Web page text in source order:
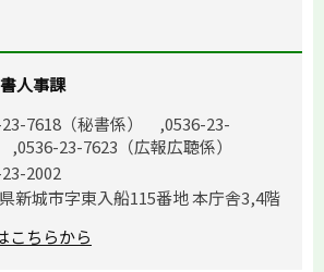
人事課
23-7618（秘書係） ,0536-23-
23-7623（広報広聴係）
2002
新城市字東入船115番地 本庁舎3,4階
こちらから